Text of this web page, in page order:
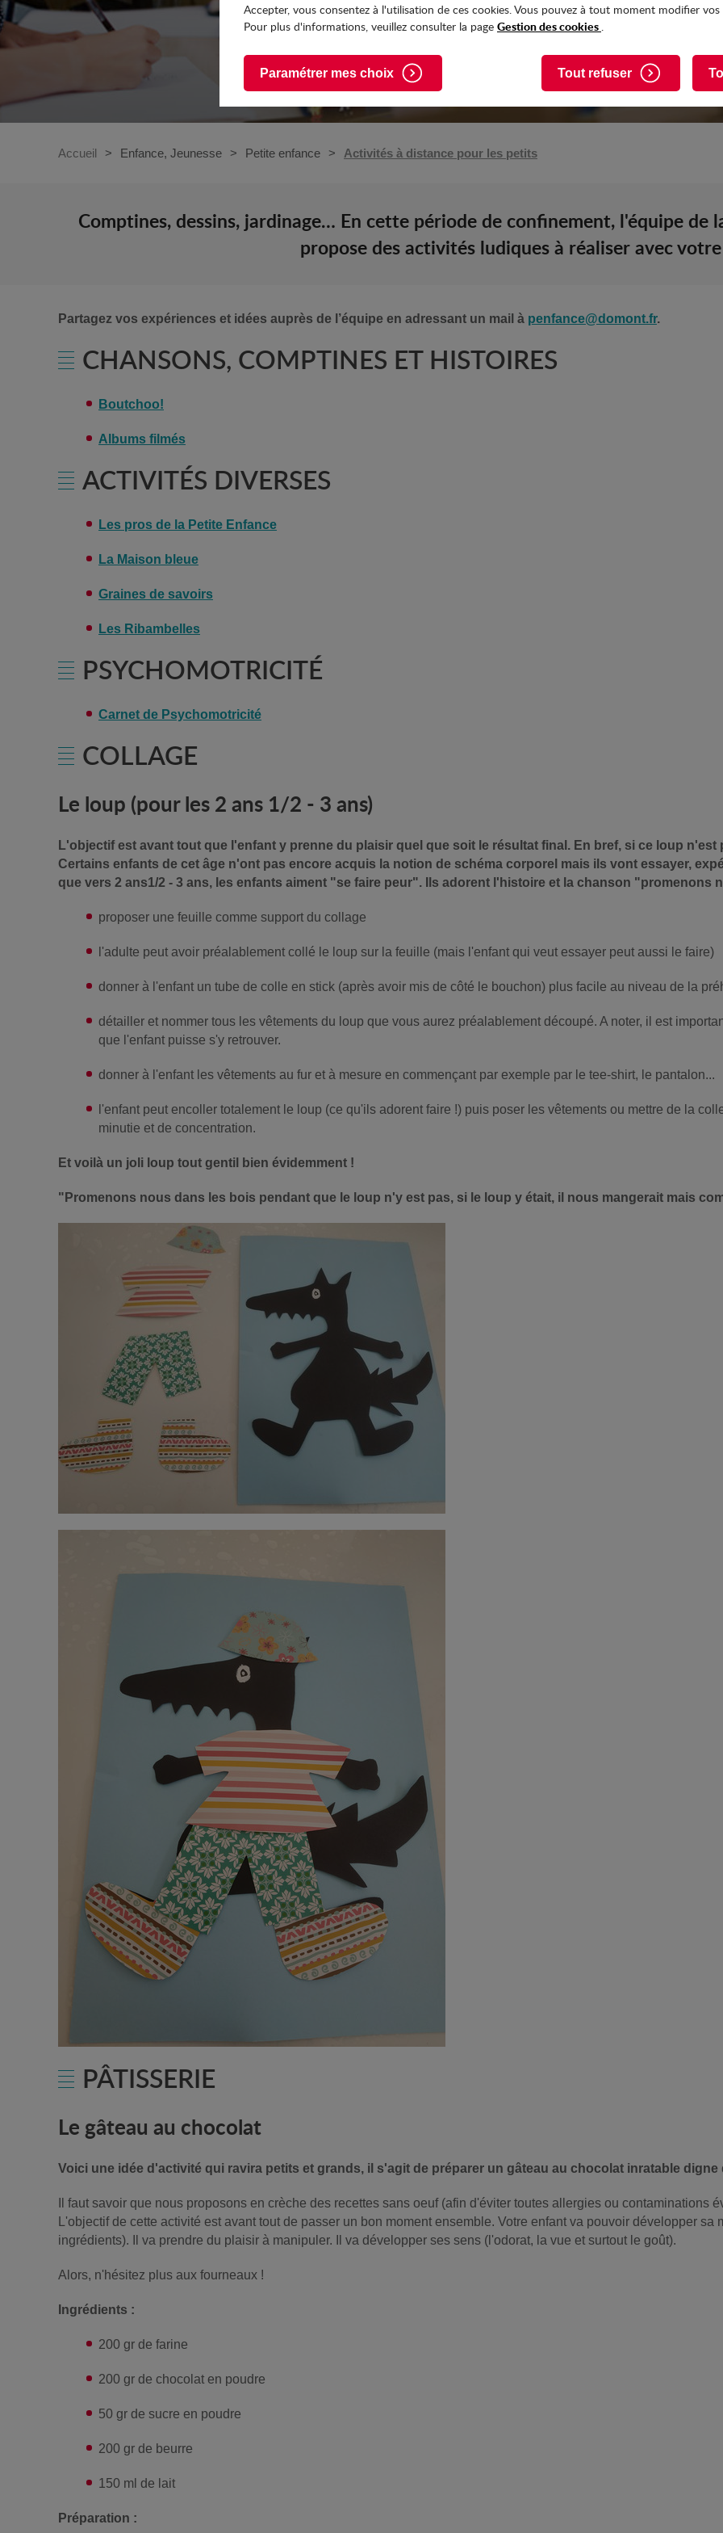
Accepter, vous consentez à l'utilisation de ces cookies. Vous pouvez à tout moment modifier vos
Pour plus d'informations, veuillez consulter la page Gestion des cookies .
Paramétrer mes choix Tout refuser
Accueil Enfance, Jeunesse Petite enfance Activités à distance pour les petits
Comptines, dessins, jardinage… En cette période de confinement, l'équipe de
propose des activités ludiques à réaliser avec
Partagez vos expériences et idées auprès de l’équipe en adressant un mail à penfance@domont.fr.
CHANSONS, COMPTINES ET HISTOIRES
Boutchoo!
Albums filmés
ACTIVITÉS DIVERSES
Les pros de la Petite Enfance
La Maison bleue
Graines de savoirs
Les Ribambelles
PSYCHOMOTRICITÉ
Carnet de Psychomotricité
COLLAGE
Le loup (pour les 2 ans 1/2 - 3 ans)
L'objectif est avant tout que l'enfant y prenne du plaisir quel que soit le résultat final. En bref, si ce loup
Certains enfants de cet âge n'ont pas encore acquis la notion de schéma corporel mais ils vont essayer,
que vers 2 ans1/2 - 3 ans, les enfants aiment "se faire peur". Ils adorent l'histoire et la chanson "promenons
proposer une feuille comme support du collage
l'adulte peut avoir préalablement collé le loup sur la feuille (mais l'enfant qui veut essayer peut aussi le faire)
donner à l'enfant un tube de colle en stick (après avoir mis de côté le bouchon) plus facile au niveau de la
détailler et nommer tous les vêtements du loup que vous aurez préalablement découpé. A noter, il est
que l'enfant puisse s'y retrouver.
donner à l'enfant les vêtements au fur et à mesure en commençant par exemple par le tee-shirt, le pantalon...
l'enfant peut encoller totalement le loup (ce qu'ils adorent faire !) puis poser les vêtements ou mettre de la
minutie et de concentration.
Et voilà un joli loup tout gentil bien évidemment !
"Promenons nous dans les bois pendant que le loup n'y est pas, si le loup y était, il nous mangerait mais
PÂTISSERIE
Le gâteau au chocolat
Voici une idée d'activité qui ravira petits et grands, il s'agit de préparer un gâteau au chocolat inratable
Il faut savoir que nous proposons en crèche des recettes sans oeuf (afin d'éviter toutes allergies ou contaminations
L'objectif de cette activité est avant tout de passer un bon moment ensemble. Votre enfant va pouvoir développer
ingrédients). Il va prendre du plaisir à manipuler. Il va développer ses sens (l'odorat, la vue et surtout le goût).
Alors, n'hésitez plus aux fourneaux !
Ingrédients :
200 gr de farine
200 gr de chocolat en poudre
50 gr de sucre en poudre
200 gr de beurre
150 ml de lait
Préparation :